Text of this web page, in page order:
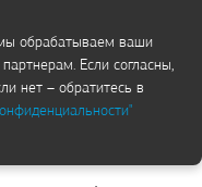
обрабатываем ваши
Если согласны,
нет – обратитесь в